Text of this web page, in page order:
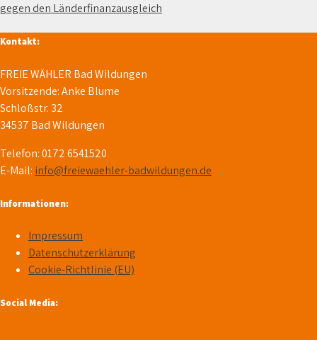
gegen den Länderfinanzausgleich
Kontakt:
FREIE WÄHLER Bad Wildungen
Vorsitzende: Anke Blume
Schloßstr. 32
34537 Bad Wildungen
Telefon: 0172 6541520
E-Mail: info@freiewaehler-badwildungen.de
Informationen:
Impressum
Datenschutzerklärung
Cookie-Richtlinie (EU)
Social Media: